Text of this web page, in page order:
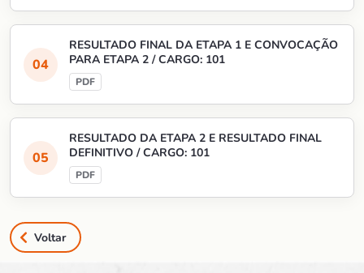
RESULTADO FINAL DA ETAPA 1 E CONVOCAÇÃO
PARA ETAPA 2 / CARGO: 101
RESULTADO DA ETAPA 2 E RESULTADO FINAL
DEFINITIVO / CARGO: 101
Voltar